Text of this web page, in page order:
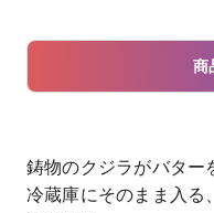
商
鋳物のクジラがバター
冷蔵庫にそのまま入る